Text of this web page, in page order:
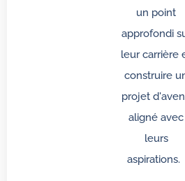
un point
approfondi
leur carrière
construire
projet
aligné avec
leurs
aspirations.